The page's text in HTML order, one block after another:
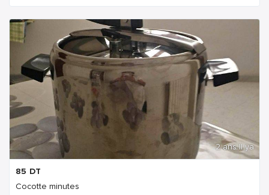
2 ans Il ya
85 DT
Cocotte minutes